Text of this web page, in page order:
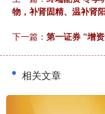
物，补肾固精、温补肾
下一篇： 第一证券 “增
相关文章